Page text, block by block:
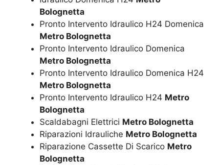
Bolognetta
Pronto Intervento Idraulico H24 Domenica
Metro Bolognetta
Pronto Intervento Idraulico Domenica
Metro Bolognetta
Pronto Intervento Idraulico Domenica H24
Metro Bolognetta
Pronto Intervento Idraulico H24 Metro
Bolognetta
Scaldabagni Elettrici Metro Bolognetta
Riparazioni Idrauliche Metro Bolognetta
Riparazione Cassette Di Scarico Metro
Bolognetta